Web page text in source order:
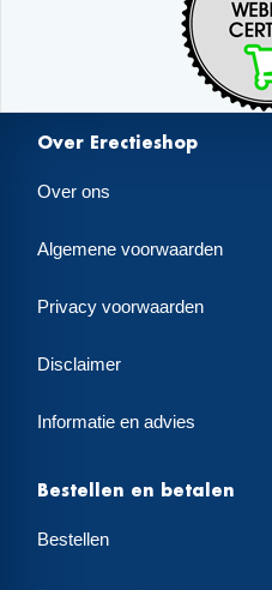
Over Erectieshop
Over ons
Algemene voorwaarden
Privacy voorwaarden
Disclaimer
Informatie en advies
Bestellen en betalen
Bestellen